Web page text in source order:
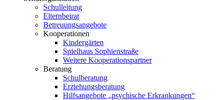
Schulleitung
Elternbeirat
Betreuungsangebote
Kooperationen
Kindergärten
Spielhaus Sophienstraße
Weitere Kooperationspartner
Beratung
Schulberatung
Erziehungsberatung
Hilfsangebote „psychische Erkrankungen“